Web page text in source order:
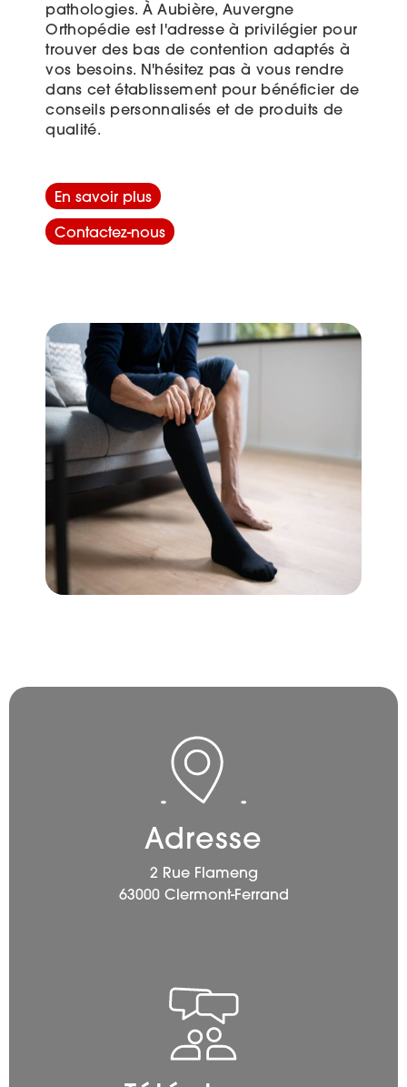
pathologies. À Aubière, Auvergne
Orthopédie est l'adresse à privilégier pour
trouver des bas de contention adaptés à
vos besoins. N'hésitez pas à vous rendre
dans cet établissement pour bénéficier de
conseils personnalisés et de produits de
qualité.
En savoir plus
Contactez-nous
Adresse
2 Rue Flameng
63000 Clermont-Ferrand